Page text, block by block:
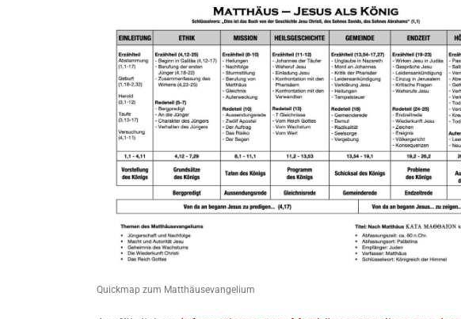
Quickmap zum Matthäusevangelium